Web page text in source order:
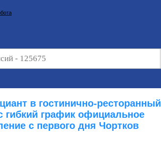
в гостинично-ресторанный
гибкий график официальное
с первого дня Чортков